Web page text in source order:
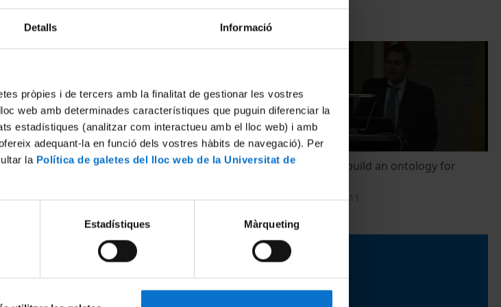
Detalls Informació
pròpies i de tercers amb la finalitat de gestionar les vostres
web amb determinades característiques que puguin diferenciar la
estadístiques (analitzar com interactueu amb el lloc web) i amb
adequant-la en funció dels vostres hàbits de navegació). Per
la Política de galetes del lloc web de la Universitat de
Estadístiques Màrqueting
Network medicine: a new paradigm
An attempt to build an ontology for
28 novembre, 2011